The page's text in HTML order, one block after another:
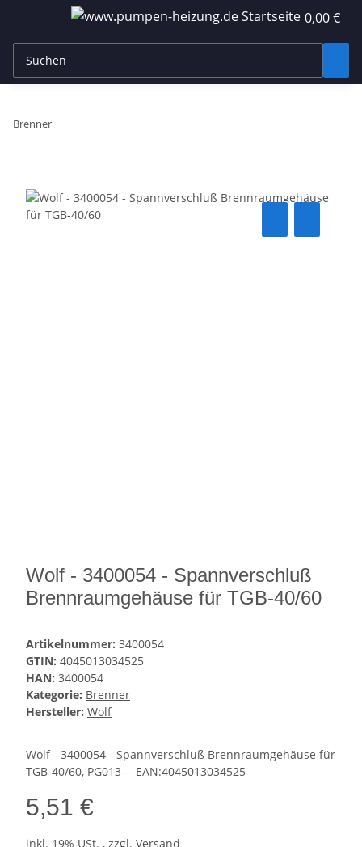
0,00 €
Brenner
Wolf - 3400054 - Spannverschluß
Brennraumgehäuse für TGB-40/60
Artikelnummer: 3400054
GTIN: 4045013034525
HAN: 3400054
Kategorie: Brenner
Hersteller: Wolf
Wolf - 3400054 - Spannverschluß Brennraumgehäuse für
TGB-40/60, PG013 -- EAN:4045013034525
5,51 €
inkl. 19% USt. , zzgl. Versand